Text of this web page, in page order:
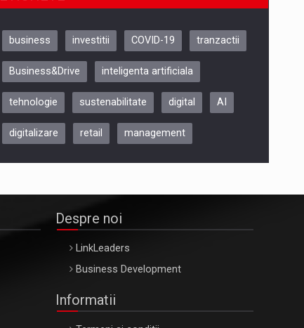
ARTEMIS LETO, ORADEA, 8
Oradea – 8 Oct 2026
business investitii COVID-19 tranzactii
Business&Drive inteligenta artificiala
tehnologie sustenabilitate digital AI
digitalizare retail management
Despre noi
LinkLeaders
Business Development
Informatii